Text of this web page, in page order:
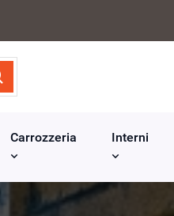
Carrozzeria Interni